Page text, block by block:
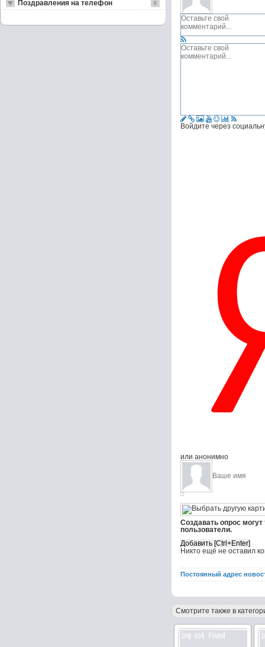
Войдите через
или анонимно
Создавать опрос
пользователи.
Никто ещё не оставил
Постоянный адрес
Смотрите также в
Поздравления на телефон